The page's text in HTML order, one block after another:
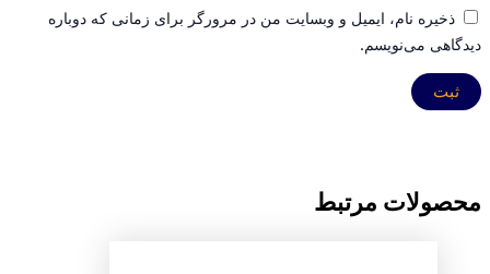
ذخیره نام، ایمیل و وبسایت من در مرورگر برای زمانی که دوباره
دیدگاهی می‌نویسم.
محصولات مرتبط